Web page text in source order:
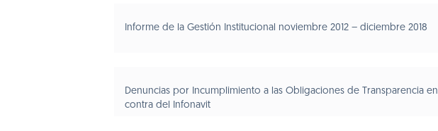
Informe de la Gestión Institucional noviembre 2012 – diciembre 2018
Denuncias por Incumplimiento a las Obligaciones de Transparencia en
contra del Infonavit